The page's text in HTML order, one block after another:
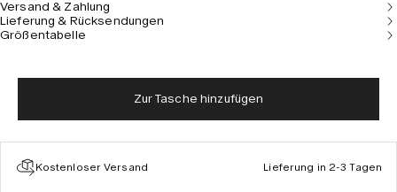
Versand & Zahlung
Lieferung & Rücksendungen
Größentabelle
Zur Tasche hinzufügen
Kostenloser Versand Lieferung in 2-3 Tagen